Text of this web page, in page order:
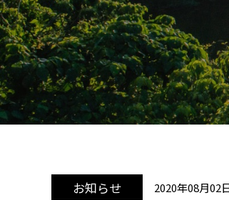
お知らせ 2020年08月02